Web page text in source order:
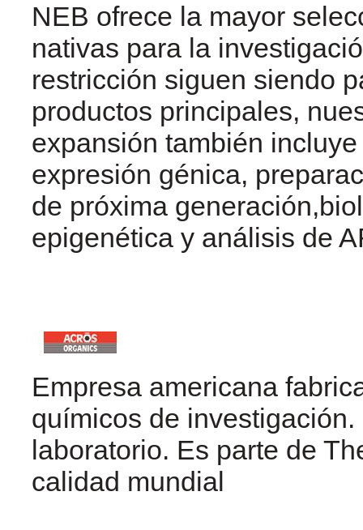
NEB ofrece la mayor
nativas para la
restricción siguen siendo
productos principales,
expansión también
expresión génica,
de próxima
epigenética y análisis de
Empresa americana
químicos de
laboratorio. Es parte de
calidad mundial